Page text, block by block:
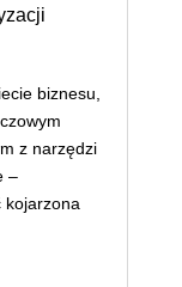
biznesu,
z narzędzi
–
kojarzona